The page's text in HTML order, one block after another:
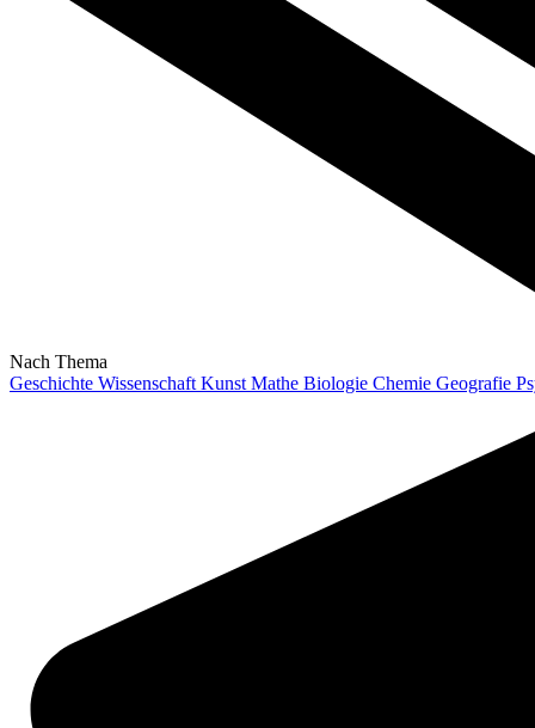
Nach Thema
Geschichte Wissenschaft Kunst Mathe Biologie Chemie Geografie